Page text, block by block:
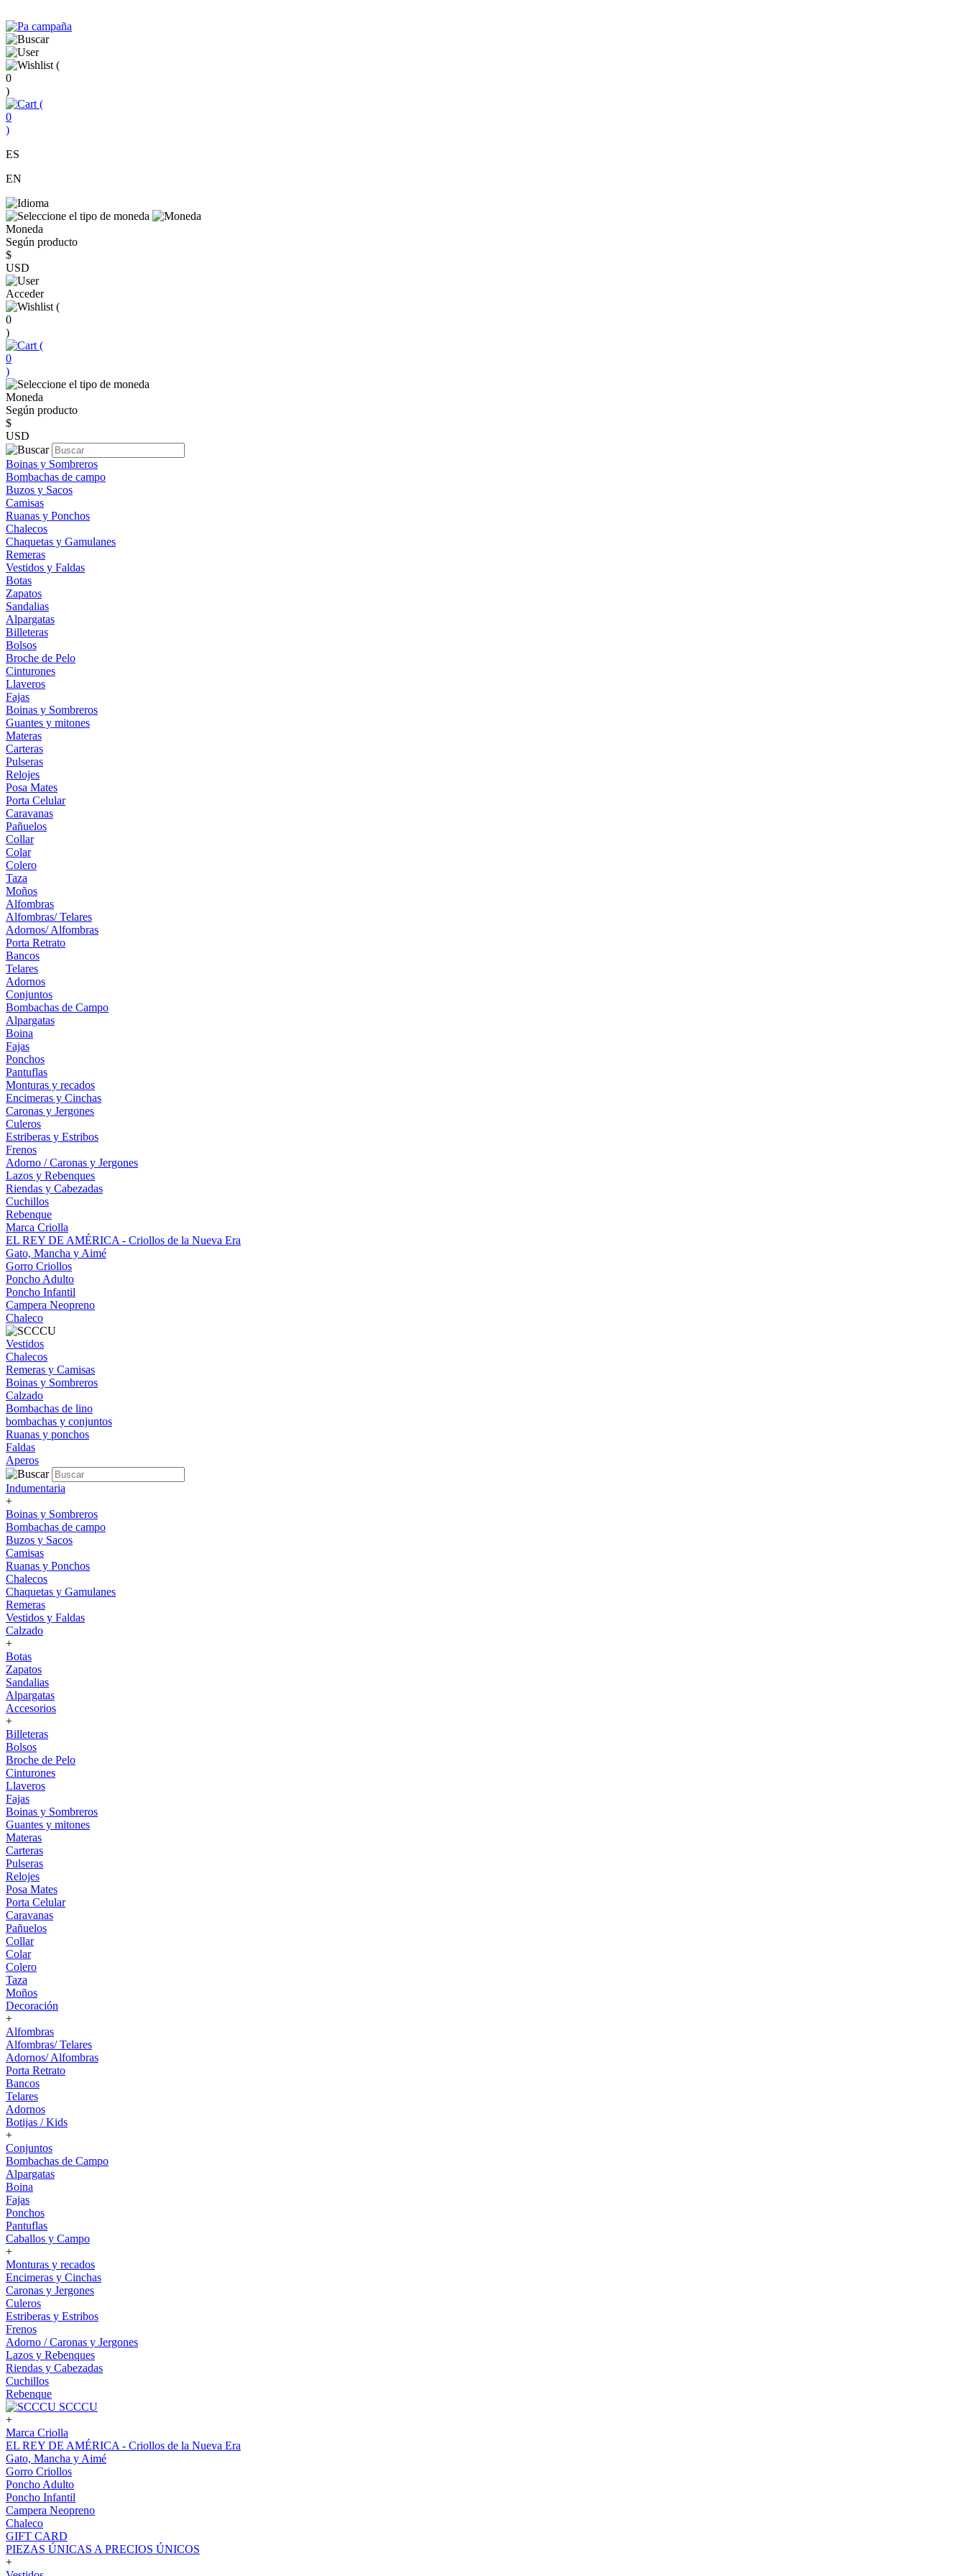
(
0
)
(
0
)
ES
EN
Moneda
Según producto
$
USD
Acceder
(
0
)
(
0
)
Moneda
Según producto
$
USD
Boinas y Sombreros
Bombachas de campo
Buzos y Sacos
Camisas
Ruanas y Ponchos
Chalecos
Chaquetas y Gamulanes
Remeras
Vestidos y Faldas
Botas
Zapatos
Sandalias
Alpargatas
Billeteras
Bolsos
Broche de Pelo
Cinturones
Llaveros
Fajas
Boinas y Sombreros
Guantes y mitones
Materas
Carteras
Pulseras
Relojes
Posa Mates
Porta Celular
Caravanas
Pañuelos
Collar
Colar
Colero
Taza
Moños
Alfombras
Alfombras/ Telares
Adornos/ Alfombras
Porta Retrato
Bancos
Telares
Adornos
Conjuntos
Bombachas de Campo
Alpargatas
Boina
Fajas
Ponchos
Pantuflas
Monturas y recados
Encimeras y Cinchas
Caronas y Jergones
Culeros
Estriberas y Estribos
Frenos
Adorno / Caronas y Jergones
Lazos y Rebenques
Riendas y Cabezadas
Cuchillos
Rebenque
Marca Criolla
EL REY DE AMÉRICA - Criollos de la Nueva Era
Gato, Mancha y Aimé
Gorro Criollos
Poncho Adulto
Poncho Infantil
Campera Neopreno
Chaleco
Vestidos
Chalecos
Remeras y Camisas
Boinas y Sombreros
Calzado
Bombachas de lino
bombachas y conjuntos
Ruanas y ponchos
Faldas
Aperos
Indumentaria
+
Boinas y Sombreros
Bombachas de campo
Buzos y Sacos
Camisas
Ruanas y Ponchos
Chalecos
Chaquetas y Gamulanes
Remeras
Vestidos y Faldas
Calzado
+
Botas
Zapatos
Sandalias
Alpargatas
Accesorios
+
Billeteras
Bolsos
Broche de Pelo
Cinturones
Llaveros
Fajas
Boinas y Sombreros
Guantes y mitones
Materas
Carteras
Pulseras
Relojes
Posa Mates
Porta Celular
Caravanas
Pañuelos
Collar
Colar
Colero
Taza
Moños
Decoración
+
Alfombras
Alfombras/ Telares
Adornos/ Alfombras
Porta Retrato
Bancos
Telares
Adornos
Botijas / Kids
+
Conjuntos
Bombachas de Campo
Alpargatas
Boina
Fajas
Ponchos
Pantuflas
Caballos y Campo
+
Monturas y recados
Encimeras y Cinchas
Caronas y Jergones
Culeros
Estriberas y Estribos
Frenos
Adorno / Caronas y Jergones
Lazos y Rebenques
Riendas y Cabezadas
Cuchillos
Rebenque
SCCCU
+
Marca Criolla
EL REY DE AMÉRICA - Criollos de la Nueva Era
Gato, Mancha y Aimé
Gorro Criollos
Poncho Adulto
Poncho Infantil
Campera Neopreno
Chaleco
GIFT CARD
PIEZAS ÚNICAS A PRECIOS ÚNICOS
+